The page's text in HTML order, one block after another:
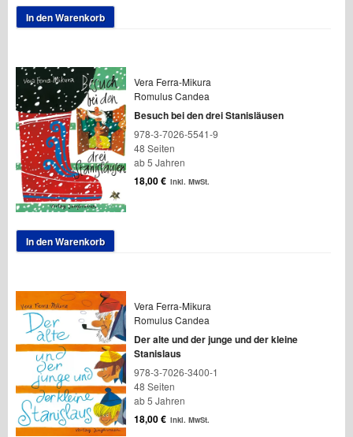
In den Warenkorb
Vera Ferra-Mikura
Romulus Candea
Besuch bei den drei Stanisläusen
978-3-7026-5541-9
48 Seiten
ab 5 Jahren
18,00€ inkl. MwSt.
In den Warenkorb
Vera Ferra-Mikura
Romulus Candea
Der alte und der junge und der kleine
Stanislaus
978-3-7026-3400-1
48 Seiten
ab 5 Jahren
18,00€ inkl. MwSt.